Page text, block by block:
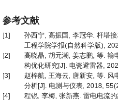
参考文献
[1]
孙西宁, 高振国, 李冠华. 杆塔
工程学院学报(自然科学版),
[2]
高晓晶, 胡元潮, 姜志鹏, 等. 输
构优化研究[J]. 电瓷避雷器,
[3]
赵梓航, 王海云, 唐新安, 等. 风
分析[J]. 电测与仪表, 2018,
[4]
程锐, 李梅, 张新燕. 雷电电流